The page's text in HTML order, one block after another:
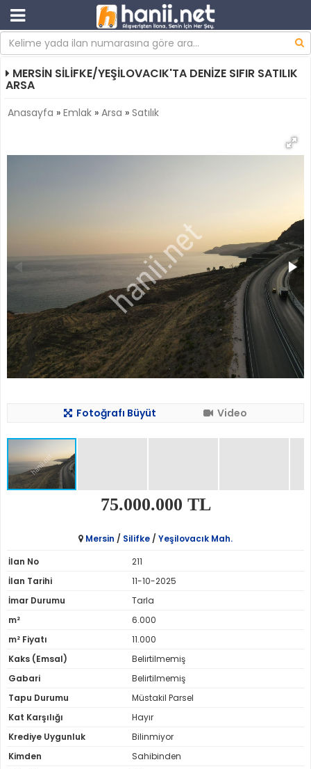
MERSİN SİLİFKE/YEŞİLOVACIK'TA DENİZE SIFIR SATILIK
ARSA
Anasayfa » Emlak » Arsa » Satılık
Fotoğrafı Büyüt Video
75.000.000 TL
Mersin / Silifke / Yeşilovacık Mah.
İlan No
211
İlan Tarihi
11-10-2025
İmar Durumu
Tarla
m²
6.000
m² Fiyatı
11.000
Kaks (Emsal)
Belirtilmemiş
Gabari
Belirtilmemiş
Tapu Durumu
Müstakil Parsel
Kat Karşılığı
Hayır
Krediye Uygunluk
Bilinmiyor
Kimden
Sahibinden